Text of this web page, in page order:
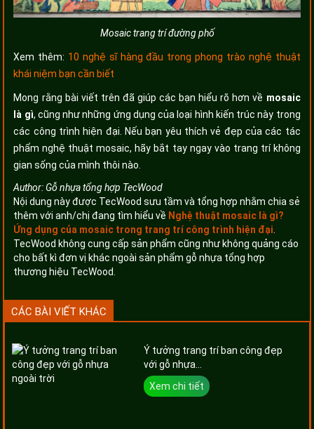
Mosaic trang trí đường phố
Xem thêm: 10 nghệ sĩ hàng đầu trong phong trào nghệ thuật
khái niệm bạn cần biết
Mong rằng bài viết trên đã giúp các bạn hiểu rõ hơn về mosaic
là gì, cũng như những ứng dụng của loại hình kiến trúc này trong
các công trình hiện đại. Nếu bạn yêu thích vẻ đẹp của các tác
phẩm nghệ thuật mosaic, hãy bắt tay ngay vào trang trí không
gian sống của mình thôi nào.
Author:Gỗ nhựa tổng hợp TecWood
Nội dung này được TecWood sưu tầm và tổng hợp nhằm chia sẻ
thêm với anh/chị đang tìm hiểu về Nghệ thuật mosaic là gì?
Ứng dụng của mosaic trong trang trí công trình hiện đại
TecWood không cung cấp sản phẩm cũng như không quảng cáo
cho bất kì đơn vị khác ngoài sản phẩm gỗ nhựa tổng hợp
thương hiệu TecWood.
CÁC BÀI VIẾT KHÁC
Ý tưởng trang trí ban công đẹp
với gỗ nhựa...
Xem chi tiết